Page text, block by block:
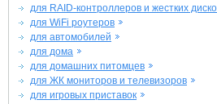
для RAID-контроллеров и жестких
для WiFi роутеров
для автомобилей
для дома
для домашних питомцев
для ЖК мониторов и телевизоров
для игровых приставок